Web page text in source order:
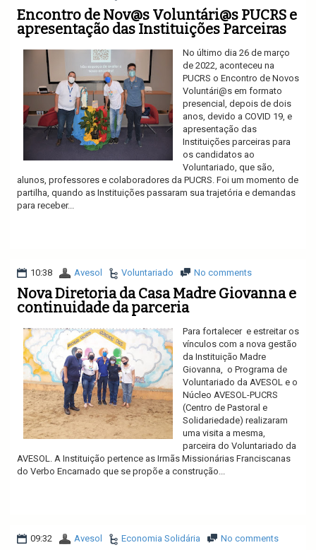
Encontro de Nov@s Voluntári@s PUCRS e
apresentação das Instituições Parceiras
No último dia 26 de março
de 2022, aconteceu na
PUCRS o Encontro de Novos
Voluntári@s em formato
presencial, depois de dois
anos, devido a COVID 19, e
apresentação das
Instituições parceiras para
os candidatos ao
Voluntariado, que são,
alunos, professores e colaboradores da PUCRS. Foi um momento de
partilha, quando as Instituições passaram sua trajetória e demandas
para receber...
10:38 Avesol Voluntariado No comments
Nova Diretoria da Casa Madre Giovanna e
continuidade da parceria
Para fortalecer e estreitar os
vínculos com a nova gestão
da Instituição Madre
Giovanna, o Programa de
Voluntariado da AVESOL e o
Núcleo AVESOL-PUCRS
(Centro de Pastoral e
Solidariedade) realizaram
uma visita a mesma,
parceira do Voluntariado da
AVESOL. A Instituição pertence as Irmãs Missionárias Franciscanas
do Verbo Encarnado que se propõe a construção...
09:32 Avesol Economia Solidária No comments